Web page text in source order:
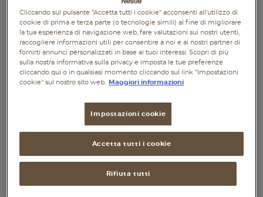
Bevande
Vegetariane
Senza lattosio
Cliccando sul pulsante "Accetta tutti i cookie" acconsenti all'utilizzo di
cookie di prima e terza parte (o tecnologie simili) al fine di migliorare
la tua esperienza di navigazione web, fare valutazioni sui nostri utenti,
raccogliere informazioni utili per consentire a noi e ai nostri partner di
fornirti annunci personalizzati in base ai tuoi interessi. Scopri di più
sulla nostra informativa sulla privacy e imposta le tue preferenze
cliccando qui o in qualsiasi momento cliccando sul link "Impostazioni
cookie" sul nostro sito web.
Maggiori informazioni
Impostazioni cookie
Rifiuta tutti
Accetta tutti i cookie